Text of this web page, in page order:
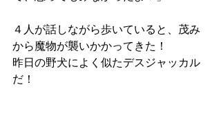
４人が話しながら歩いていると、茂み
から魔物が襲いかかってきた！
昨日の野犬によく似たデスジャッカル
だ！